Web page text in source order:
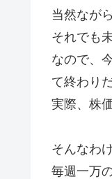
当然なが
それでも
なので、
て終わりだ
実際、株
そんなわ
毎週一万